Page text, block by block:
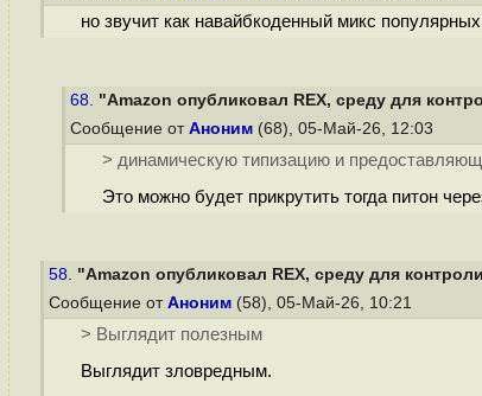
но звучит как навайбкоденный микс
68. "Amazon опубликовал REX, среду для
Сообщение от Аноним (68), 05-Май-26, 12:03
> динамическую типизацию и
Это можно будет прикрутить тогда питон
58. "Amazon опубликовал REX, среду для
Сообщение от Аноним (58), 05-Май-26, 10:21
> Выглядит полезным
Выглядит зловредным.